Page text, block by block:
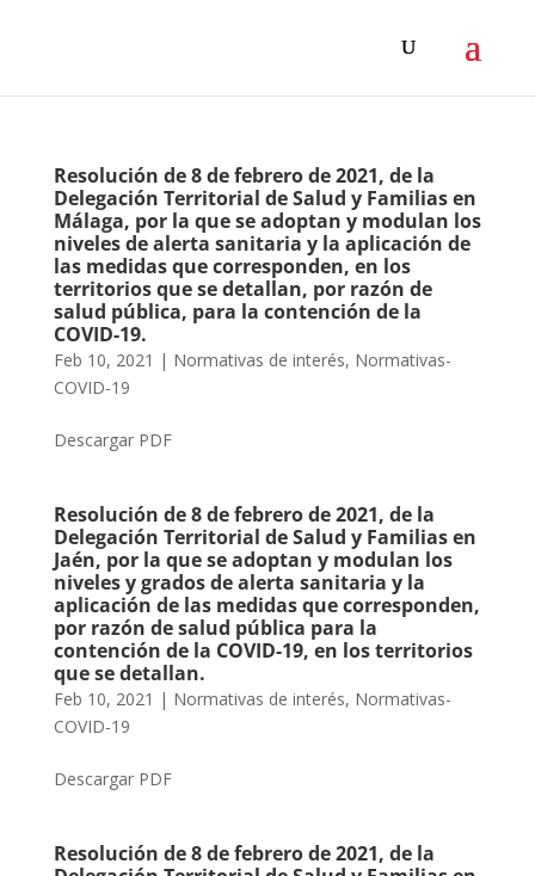
Resolución de 8 de febrero de 2021, de la
Delegación Territorial de Salud y Familias en
Málaga, por la que se adoptan y modulan los
niveles de alerta sanitaria y la aplicación de
las medidas que corresponden, en los
territorios que se detallan, por razón de
salud pública, para la contención de la
COVID-19.
Feb 10, 2021 | Normativas de interés, Normativas-
COVID-19
Descargar PDF
Resolución de 8 de febrero de 2021, de la
Delegación Territorial de Salud y Familias en
Jaén, por la que se adoptan y modulan los
niveles y grados de alerta sanitaria y la
aplicación de las medidas que corresponden,
por razón de salud pública para la
contención de la COVID-19, en los territorios
que se detallan.
Feb 10, 2021 | Normativas de interés, Normativas-
COVID-19
Descargar PDF
Resolución de 8 de febrero de 2021, de la